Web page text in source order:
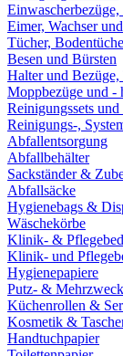
Einwascherbezüge,
Eimer, Wachser
Tücher,
Besen und Bürsten
Halter und Bezüge,
Moppbezüge und -
Reinigungssets
Reinigungs-,
Abfallentsorgung
Abfallbehälter
Sackständer &
Abfallsäcke
Hygienebags &
Wäschekörbe
Klinik- &
Klinik- und
Hygienepapiere
Putz- &
Küchenrollen &
Kosmetik &
Handtuchpapier